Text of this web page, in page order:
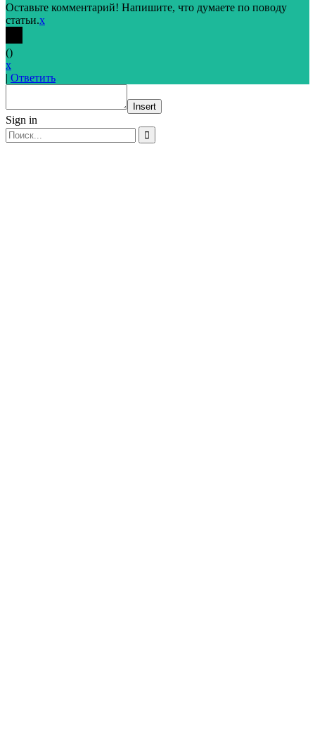
Оставьте комментарий! Напишите, что думаете по поводу
статьи.x
()
x
| Ответить
Insert
Sign in